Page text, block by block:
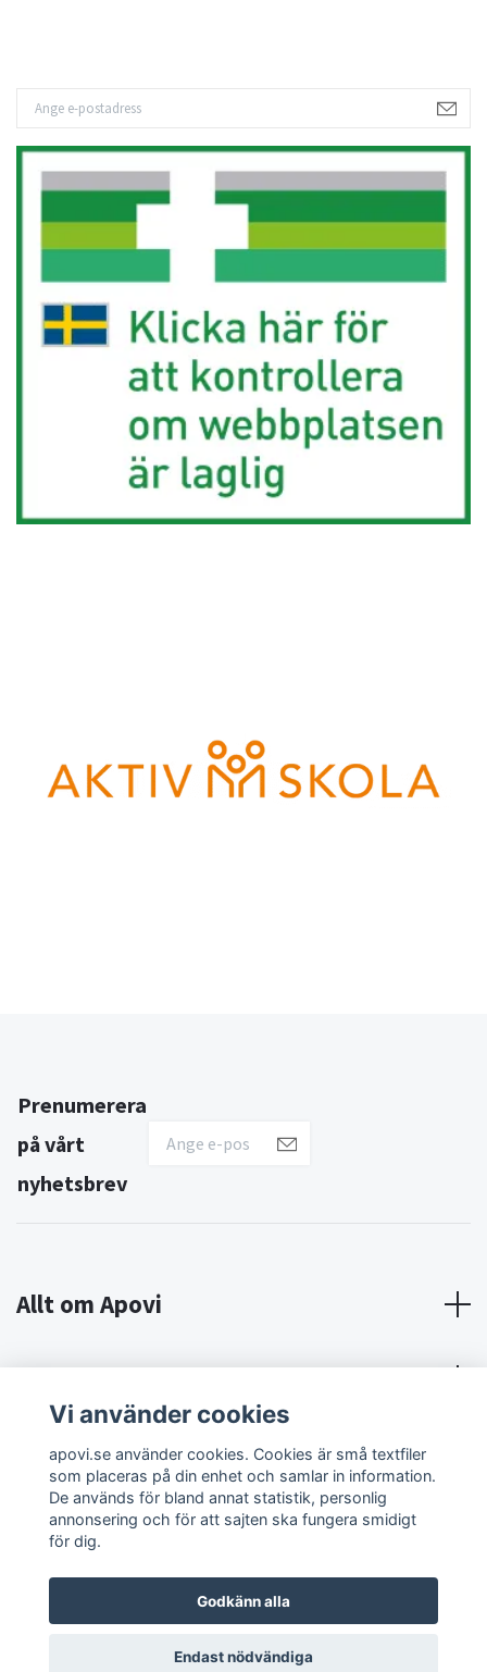
Prenumerera
på vårt
nyhetsbrev
Allt om Apovi
Om Apovi
Sociala medier
© 2026 Apovi
Vi använder cookies
apovi.se använder cookies. Cookies är små textfiler
som placeras på din enhet och samlar in information.
De används för bland annat statistik, personlig
annonsering och för att sajten ska fungera smidigt
för dig.
Godkänn alla
Endast nödvändiga